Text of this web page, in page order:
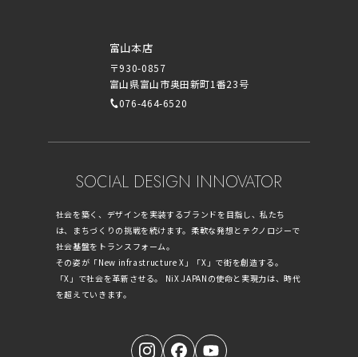
富山本店
〒930-0857
富山県富山市奥田新町1番23号
076-464-6520
SOCIAL DESIGN INNOVATOR
社会を築く、デザインを実装するブランドを目指し、私たち
は、まちづくりの挑戦を続けます。柔軟な発想とテクノロジーで
社会基盤をトランスフォーム。
その姿が「New infrastructure X」「X」で街を創造する。
「X」で社会を革新させる。 NiX JAPANの使命と実現力は、時代
を超えていきます。